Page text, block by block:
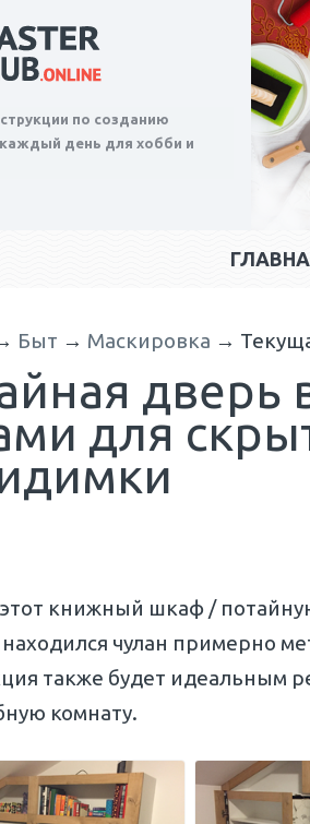
по созданию
день для хобби и
Быт → Маскировка →
дверь
для
этот книжный шкаф /
чулан примерно
также будет идеальным
комнату.